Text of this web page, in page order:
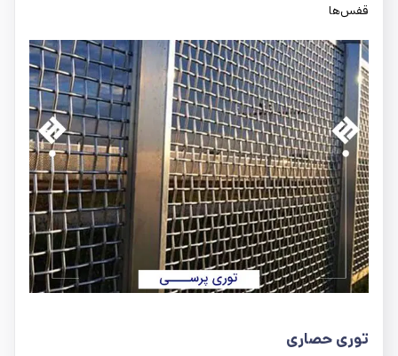
قفس‌ها
توری حصاری